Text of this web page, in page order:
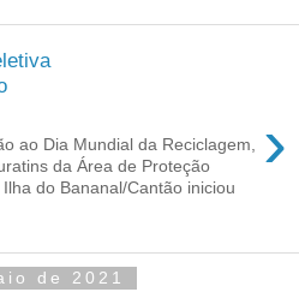
›
ao Dia Mundial da Reciclagem,
da Área de Proteção
do Bananal/Cantão iniciou
de 2021